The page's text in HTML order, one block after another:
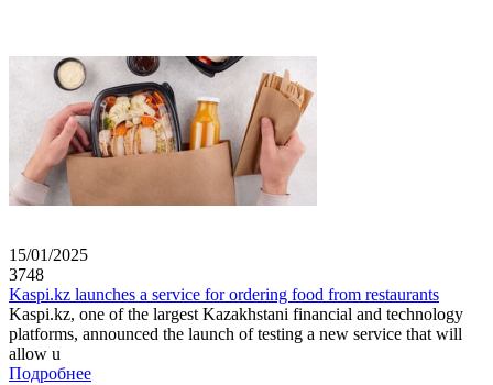
15/01/2025
3748
Kaspi.kz launches a service for ordering food from restaurants
Kaspi.kz, one of the largest Kazakhstani financial and technology
platforms, announced the launch of testing a new service that will
allow u
Подробнее